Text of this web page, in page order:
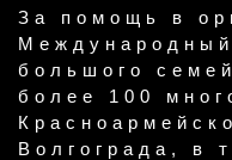
За помощь в
большого
более 100
Волгограда, в